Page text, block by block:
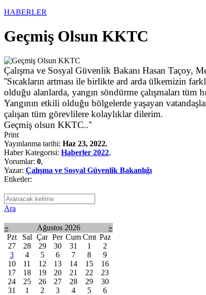
HABERLER
Geçmiş Olsun KKTC
Çalışma ve Sosyal Güvenlik Bakanı Hasan Taçoy,
''Sıcakların artması ile birlikte ard arda ülkemizin
olduğu alanlarda, yangın söndürme çalışmaları tüm
Yangının etkili olduğu bölgelerde yaşayan
çalışan tüm görevlilere kolaylıklar dilerim.
Geçmiş olsun KKTC..''
Print
Yayınlanma tarihi: Haz 23, 2022,
Haber Kategorisi: Haberler 2022,
Yorumlar: 0,
Yazar: Çalışma ve Sosyal Güvenlik Bakanlığı
Etiketler:
Ara
« Ağustos 2026
»
Pzt
Sal Çar Per Cum Cmt Paz
27
28 29 30 31 1
2
3
4 5 6 7 8
9
10
11 12 13 14 15
16
17
18 19 20 21 22
23
24
25 26 27 28 29
30
31
1 2 3 4 5 6